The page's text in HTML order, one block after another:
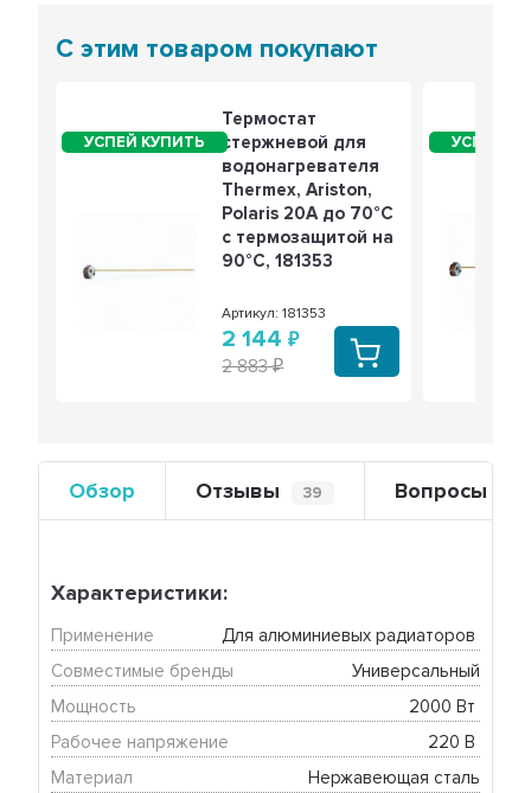
С этим товаром покупают
Термостат
стержневой для
водонагревателя
Thermex, Ariston,
Polaris 20A до 70°С
с термозащитой на
90°С, 181353
Артикул: 181353
2 144
2 883
Обзор Отзывы 39 Вопросы
Характеристики:
Применение
Для алюминиевых радиаторов
Совместимые бренды
Универсальный
Мощность
2000 Вт
Рабочее напряжение
220 В
Материал
Нержавеющая сталь